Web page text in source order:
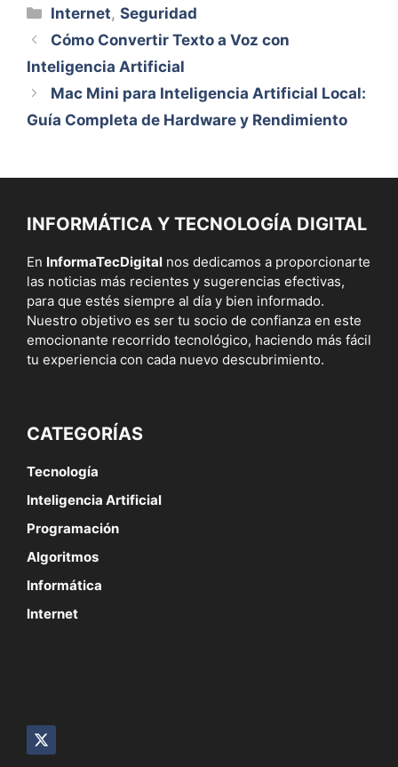
Categorías
Internet,Seguridad
Cómo Convertir Texto a Voz con
Inteligencia Artificial
Mac Mini para Inteligencia Artificial Local:
Guía Completa de Hardware y Rendimiento
INFORMÁTICA Y TECNOLOGÍA DIGITAL
En InformaTecDigital nos dedicamos a proporcionarte
las noticias más recientes y sugerencias efectivas,
para que estés siempre al día y bien informado.
Nuestro objetivo es ser tu socio de confianza en este
emocionante recorrido tecnológico, haciendo más fácil
tu experiencia con cada nuevo descubrimiento.
CATEGORÍAS
Tecnología
Inteligencia Artificial
Programación
Algoritmos
Informática
Internet